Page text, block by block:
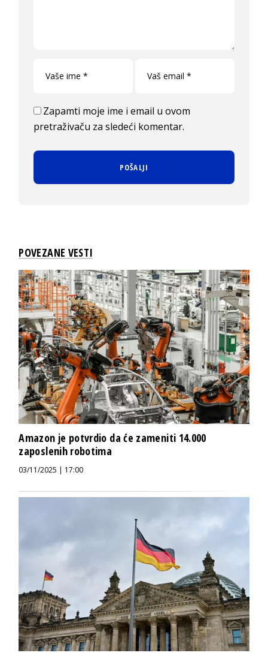
Zapamti moje ime i email u ovom
pretraživaču za sledeći komentar.
POVEZANE VESTI
Amazon je potvrdio da će zameniti 14.000
zaposlenih robotima
03/11/2025 | 17:00